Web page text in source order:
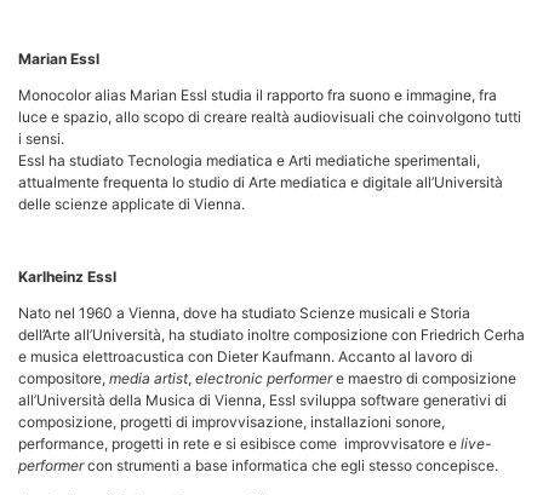
Marian Essl
Monocolor alias Marian Essl studia il rapporto fra suono e immagine, fra
luce e spazio, allo scopo di creare realtà audiovisuali che coinvolgono tutti
i sensi.
Essl ha studiato Tecnologia mediatica e Arti mediatiche sperimentali,
attualmente frequenta lo studio di Arte mediatica e digitale all’Università
delle scienze applicate di Vienna.
Karlheinz Essl
Nato nel 1960 a Vienna, dove ha studiato Scienze musicali e Storia
dell’Arte all’Università, ha studiato inoltre composizione con Friedrich Cerha
e musica elettroacustica con Dieter Kaufmann. Accanto al lavoro di
compositore, media artist, electronic performere maestro di composizione
all’Università della Musica di Vienna, Essl sviluppa software generativi di
composizione, progetti di improvvisazione, installazioni sonore,
performance, progetti in rete e si esibisce come improvvisatore e live-
performercon strumenti a base informatica che egli stesso concepisce.